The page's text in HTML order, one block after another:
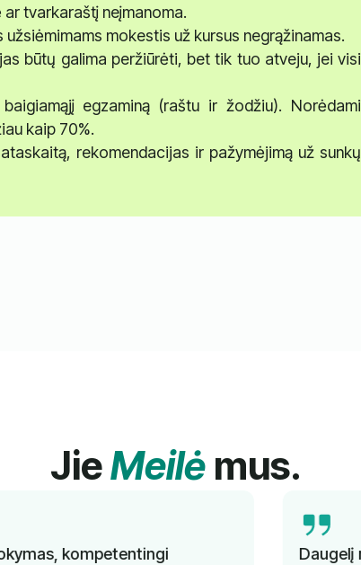
tvarkaraštį neįmanoma.
mokestis už kursus negrąžinamas.
būtų galima peržiūrėti, bet tik tuo atveju, jei visi
egzaminą (raštu ir žodžiu). Norėdami
kaip 70%.
rekomendacijas ir pažymėjimą už sunkų
JieMeilė mus.
Daugelį metų nesėkmingai ieškojau gerų ir